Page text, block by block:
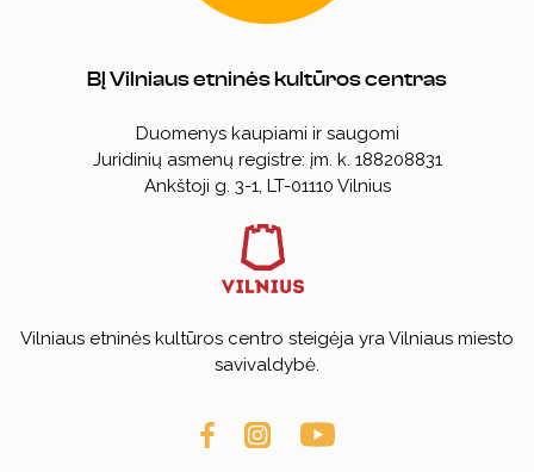
BĮ Vilniaus etninės kultūros centras
Duomenys kaupiami ir saugomi
Juridinių asmenų registre: įm. k. 188208831
Ankštoji g. 3-1, LT-01110 Vilnius
Vilniaus etninės kultūros centro steigėja yra Vilniaus miesto
savivaldybė.